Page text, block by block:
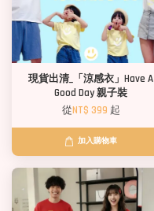
現貨出清_「涼感衣」Have A
Good Day 親子裝
從NT$ 399 起
加入購物車